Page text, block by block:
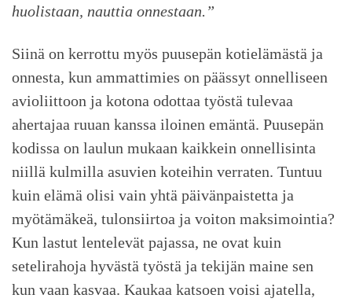
huolistaan, nauttia onnestaan.”
Siinä on kerrottu myös puusepän kotielämästä ja
onnesta, kun ammattimies on päässyt onnelliseen
avioliittoon ja kotona odottaa työstä tulevaa
ahertajaa ruuan kanssa iloinen emäntä. Puusepän
kodissa on laulun mukaan kaikkein onnellisinta
niillä kulmilla asuvien koteihin verraten. Tuntuu
kuin elämä olisi vain yhtä päivänpaistetta ja
myötämäkeä, tulonsiirtoa ja voiton maksimointia?
Kun lastut lentelevät pajassa, ne ovat kuin
setelirahoja hyvästä työstä ja tekijän maine sen
kun vaan kasvaa. Kaukaa katsoen voisi ajatella,